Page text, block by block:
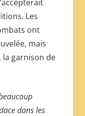
Les
ont
mais
la garnison de
dans les